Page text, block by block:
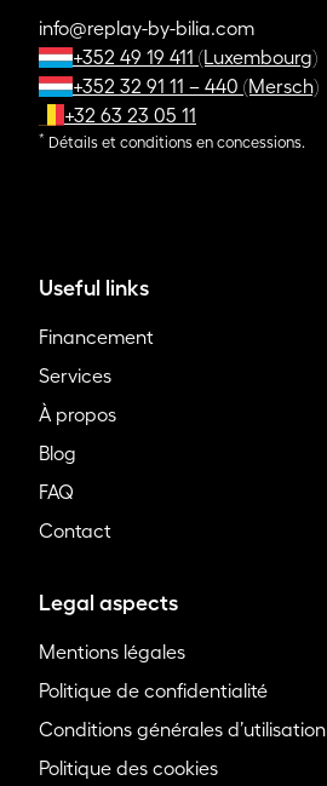
info@replay-by-bilia.com
+352 49 19 411 (Luxembourg)
+352 32 91 11 – 440 (Mersch)
+32 63 23 05 11
* Détails et conditions en concessions.
Useful links
Financement
Services
À propos
Blog
FAQ
Contact
Legal aspects
Mentions légales
Politique de confidentialité
Conditions générales d’utilisation
Politique des cookies